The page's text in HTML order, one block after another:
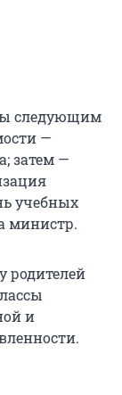
следующим
—
затем —
учебных
министр.
родителей
и